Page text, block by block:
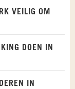
VEILIG OM
DOEN IN
IN